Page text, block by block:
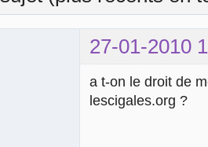
27-01-2010
a t-on le droit de
lescigales.org ?